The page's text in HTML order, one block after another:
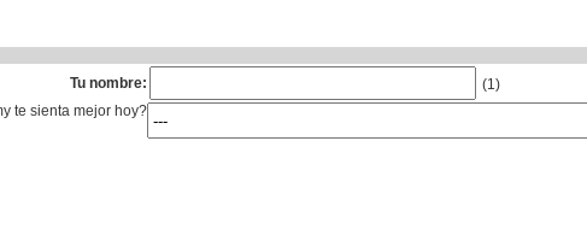
Tu nombre:
(1)
te sienta mejor hoy?